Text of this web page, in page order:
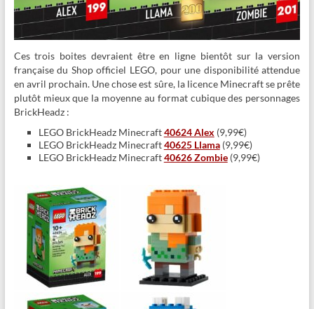
Ces trois boites devraient être en ligne bientôt sur la version
française du Shop officiel LEGO, pour une disponibilité attendue
en avril prochain. Une chose est sûre, la licence Minecraft se prête
plutôt mieux que la moyenne au format cubique des personnages
BrickHeadz :
LEGO BrickHeadz Minecraft40624 Alex (9,99€)
LEGO BrickHeadz Minecraft40625 Llama(9,99€)
LEGO BrickHeadz Minecraft40626 Zombie(9,99€)